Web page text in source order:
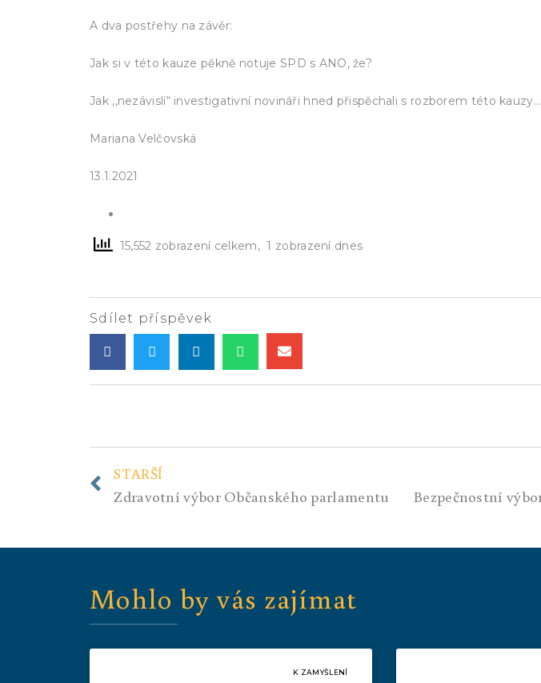
A dva postřehy na závěr:
Jak si v této kauze pěkně notuje SPD s ANO, že?
Jak ,,nezávislí“ investigativní novináři hned přispěchali s rozborem této kauzy…
Mariana Velčovská
13.1.2021
15,552 zobrazení celkem, 1 zobrazení dnes
Sdílet příspěvek
STARŠÍ
Zdravotní výbor Občanského parlamentu
Mohlo by vás zajímat
K ZAMYŠLENÍ